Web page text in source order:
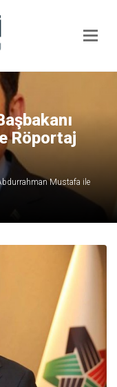
Röportaj
Mustafa ile